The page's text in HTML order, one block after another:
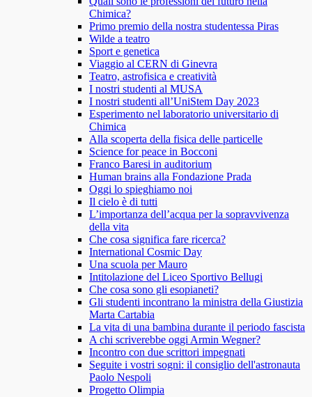
Chimica?
Primo premio della nostra studentessa Piras
Wilde a teatro
Sport e genetica
Viaggio al CERN di Ginevra
Teatro, astrofisica e creatività
I nostri studenti al MUSA
I nostri studenti all’UniStem Day 2023
Esperimento nel laboratorio universitario di
Chimica
Alla scoperta della fisica delle particelle
Science for peace in Bocconi
Franco Baresi in auditorium
Human brains alla Fondazione Prada
Oggi lo spieghiamo noi
Il cielo è di tutti
L’importanza dell’acqua per la sopravvivenza
della vita
Che cosa significa fare ricerca?
International Cosmic Day
Una scuola per Mauro
Intitolazione del Liceo Sportivo Bellugi
Che cosa sono gli esopianeti?
Gli studenti incontrano la ministra della Giustizia
Marta Cartabia
La vita di una bambina durante il periodo fascista
A chi scriverebbe oggi Armin Wegner?
Incontro con due scrittori impegnati
Seguite i vostri sogni: il consiglio dell'astronauta
Paolo Nespoli
Progetto Olimpia